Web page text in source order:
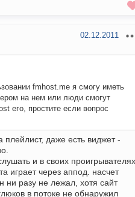
02.12.2011
fmhost.me я смогу иметь
на нем или люди смогут
его, простите если вопрос
плейлист, даже есть виджет -
и в своих
играет через аппод. насчет
ни разу не лежал, хотя сайт
в потоке не обнаружил